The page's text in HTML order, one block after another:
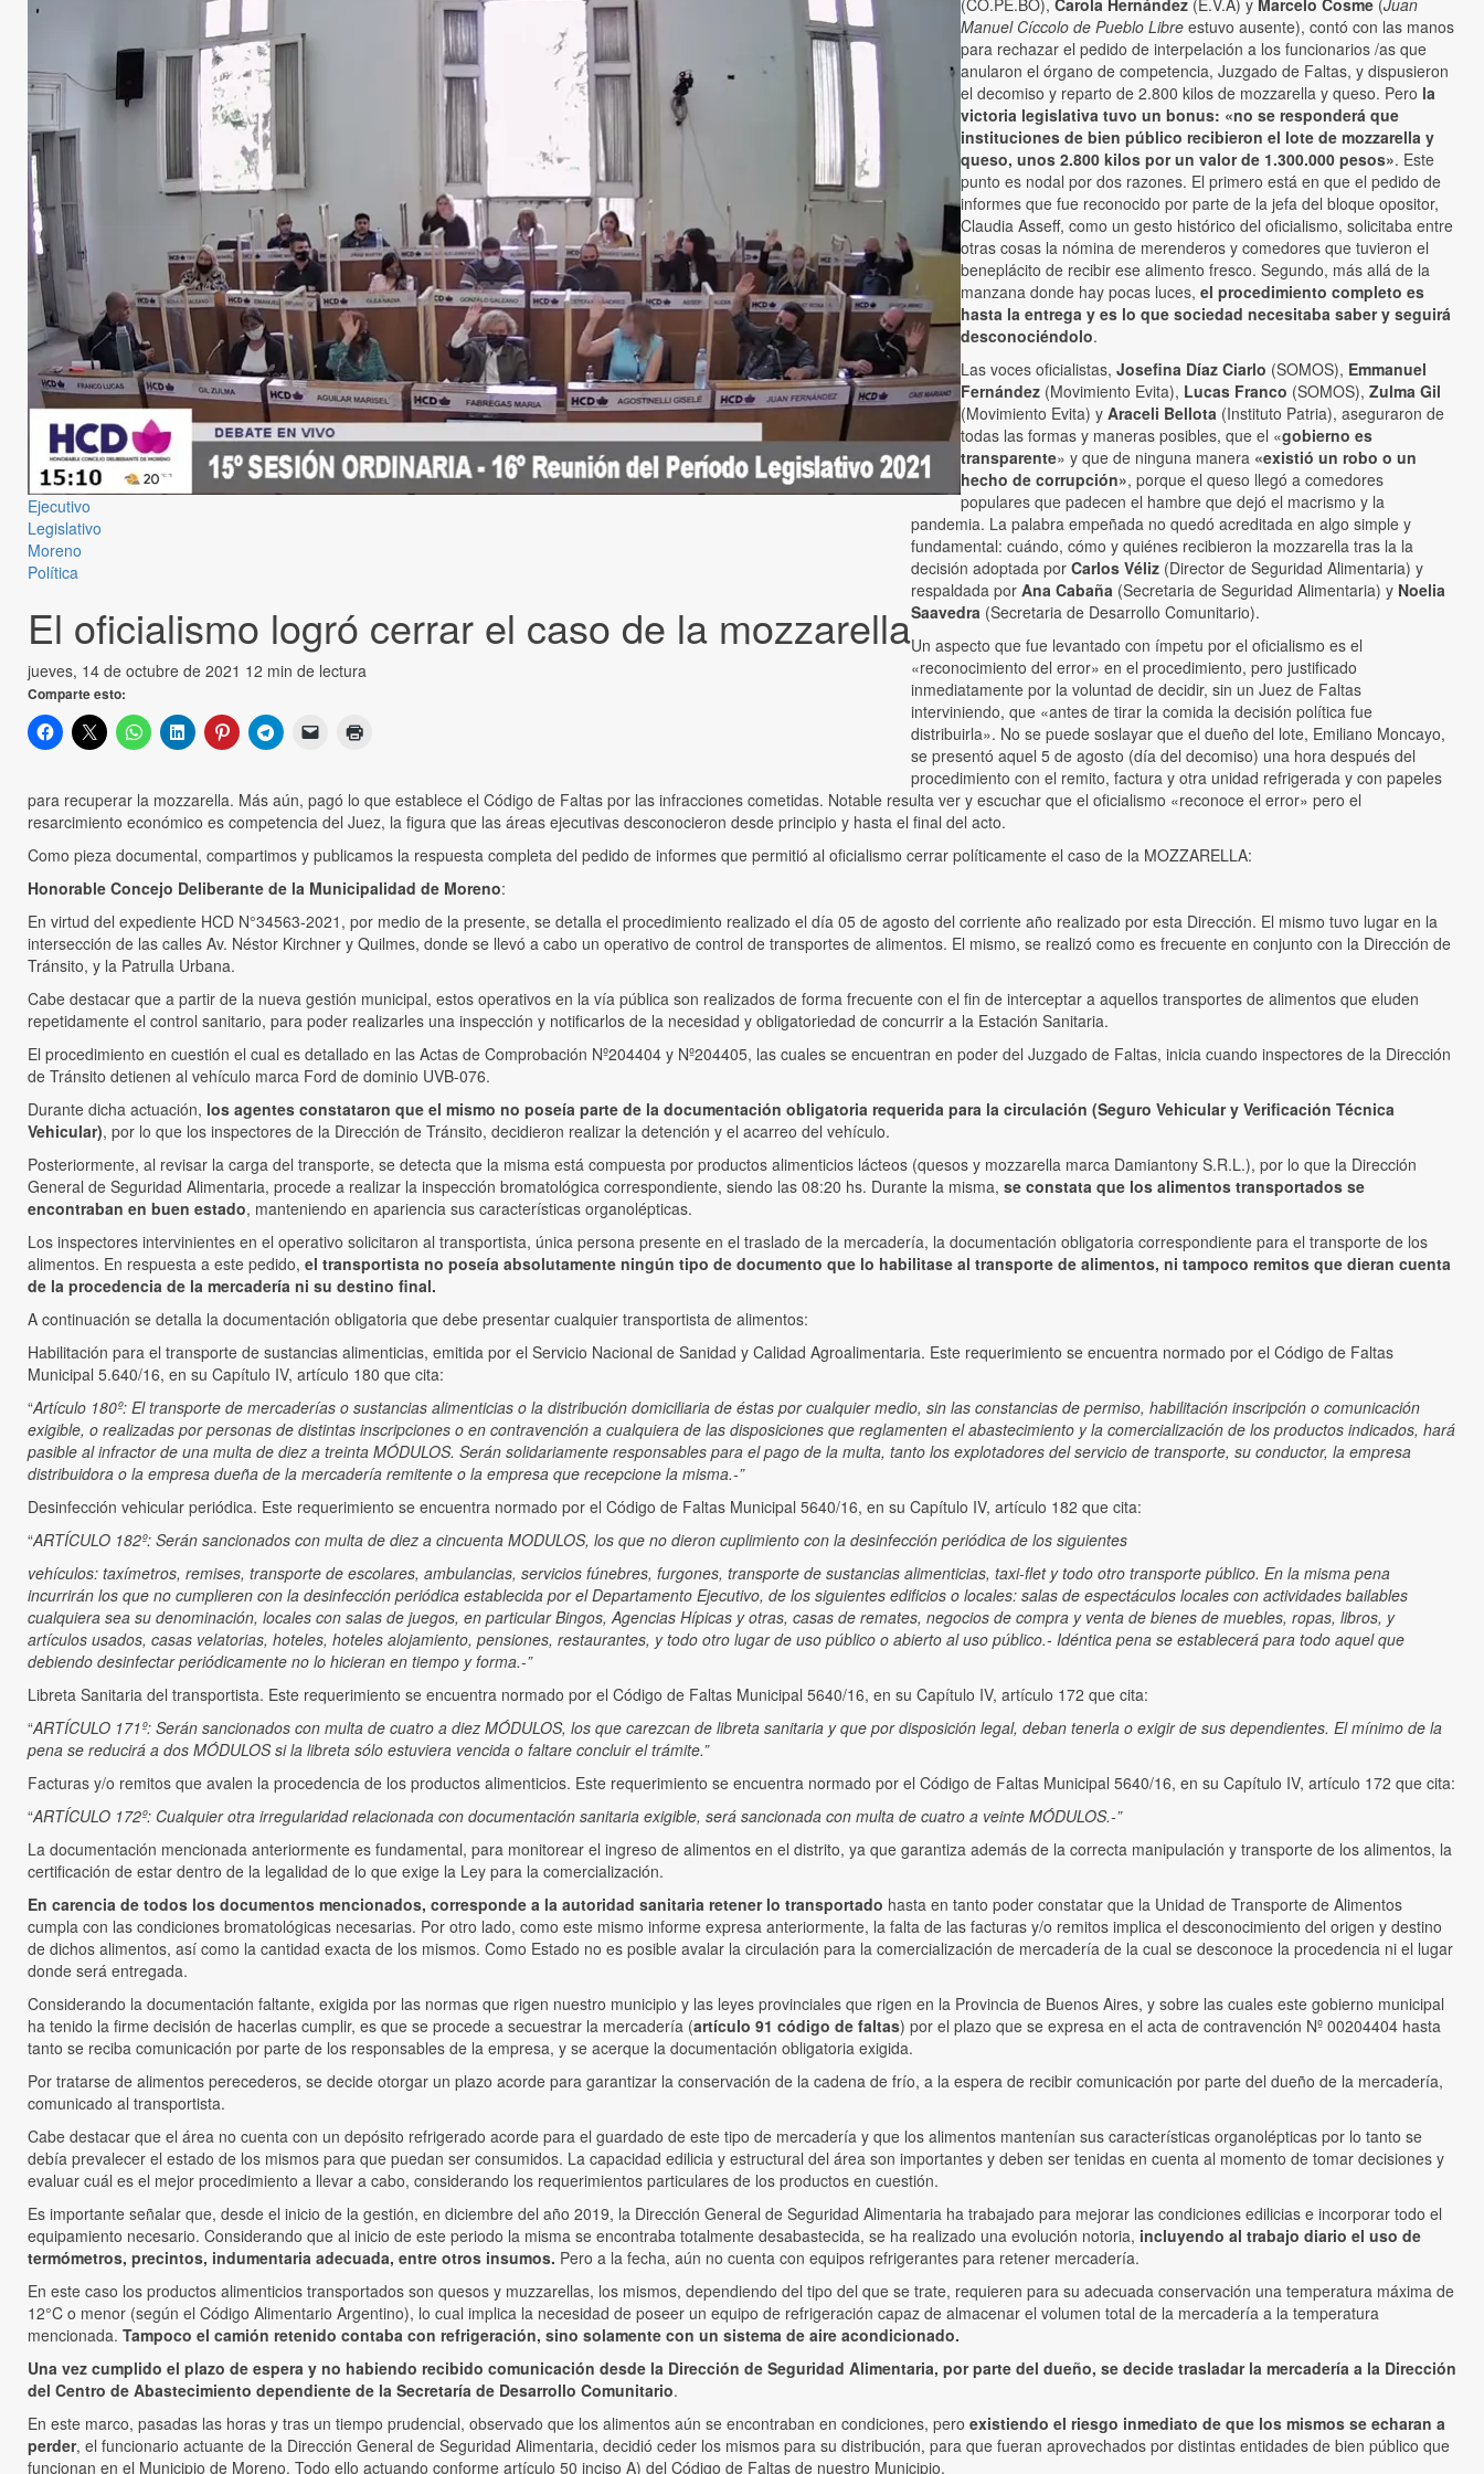
Ejecutivo
Legislativo
Moreno
Política
El oficialismo logró cerrar el caso de la mozzarella
jueves, 14 de octubre de 2021 12 min de lectura
Comparte esto:
(CO.PE.BO), Carola Hernández (E.V.A) y Marcelo Cosme (Juan
Manuel Cíccolo de Pueblo Libre estuvo ausente), contó con las manos
para rechazar el pedido de interpelación a los funcionarios /as que
anularon el órgano de competencia, Juzgado de Faltas, y dispusieron
el decomiso y reparto de 2.800 kilos de mozzarella y queso. Pero la
victoria legislativa tuvo un bonus: «no se responderá que
instituciones de bien público recibieron el lote de mozzarella y
queso, unos 2.800 kilos por un valor de 1.300.000 pesos». Este
punto es nodal por dos razones. El primero está en que el pedido de
informes que fue reconocido por parte de la jefa del bloque opositor,
Claudia Asseff, como un gesto histórico del oficialismo, solicitaba entre
otras cosas la nómina de merenderos y comedores que tuvieron el
beneplácito de recibir ese alimento fresco. Segundo, más allá de la
manzana donde hay pocas luces, el procedimiento completo es
hasta la entrega y es lo que sociedad necesitaba saber y seguirá
desconociéndolo.
Las voces oficialistas, Josefina Díaz Ciarlo (SOMOS), Emmanuel
Fernández (Movimiento Evita), Lucas Franco (SOMOS), Zulma Gil
(Movimiento Evita) y Araceli Bellota (Instituto Patria), aseguraron de
todas las formas y maneras posibles, que el «gobierno es
transparente» y que de ninguna manera «existió un robo o un
hecho de corrupción», porque el queso llegó a comedores
populares que padecen el hambre que dejó el macrismo y la
pandemia. La palabra empeñada no quedó acreditada en algo simple y
fundamental: cuándo, cómo y quiénes recibieron la mozzarella tras la la
decisión adoptada por Carlos Véliz (Director de Seguridad Alimentaria) y
respaldada por Ana Cabaña (Secretaria de Seguridad Alimentaria) y Noelia
Saavedra (Secretaria de Desarrollo Comunitario).
Un aspecto que fue levantado con ímpetu por el oficialismo es el
«reconocimiento del error» en el procedimiento, pero justificado
inmediatamente por la voluntad de decidir, sin un Juez de Faltas
interviniendo, que «antes de tirar la comida la decisión política fue
distribuirla». No se puede soslayar que el dueño del lote, Emiliano Moncayo,
se presentó aquel 5 de agosto (día del decomiso) una hora después del
procedimiento con el remito, factura y otra unidad refrigerada y con papeles
para recuperar la mozzarella. Más aún, pagó lo que establece el Código de Faltas por las infracciones cometidas. Notable resulta ver y escuchar que el oficialismo «reconoce el error» pero el
resarcimiento económico es competencia del Juez, la figura que las áreas ejecutivas desconocieron desde principio y hasta el final del acto.
Como pieza documental, compartimos y publicamos la respuesta completa del pedido de informes que permitió al oficialismo cerrar políticamente el caso de la MOZZARELLA:
Honorable Concejo Deliberante de la Municipalidad de Moreno:
En virtud del expediente HCD N°34563-2021, por medio de la presente, se detalla el procedimiento realizado el día 05 de agosto del corriente año realizado por esta Dirección. El mismo tuvo lugar en la
intersección de las calles Av. Néstor Kirchner y Quilmes, donde se llevó a cabo un operativo de control de transportes de alimentos. El mismo, se realizó como es frecuente en conjunto con la Dirección de
Tránsito, y la Patrulla Urbana.
Cabe destacar que a partir de la nueva gestión municipal, estos operativos en la vía pública son realizados de forma frecuente con el fin de interceptar a aquellos transportes de alimentos que eluden
repetidamente el control sanitario, para poder realizarles una inspección y notificarlos de la necesidad y obligatoriedad de concurrir a la Estación Sanitaria.
El procedimiento en cuestión el cual es detallado en las Actas de Comprobación Nº204404 y Nº204405, las cuales se encuentran en poder del Juzgado de Faltas, inicia cuando inspectores de la Dirección
de Tránsito detienen al vehículo marca Ford de dominio UVB-076.
Durante dicha actuación, los agentes constataron que el mismo no poseía parte de la documentación obligatoria requerida para la circulación (Seguro Vehicular y Verificación Técnica
Vehicular), por lo que los inspectores de la Dirección de Tránsito, decidieron realizar la detención y el acarreo del vehículo.
Posteriormente, al revisar la carga del transporte, se detecta que la misma está compuesta por productos alimenticios lácteos (quesos y mozzarella marca Damiantony S.R.L.), por lo que la Dirección
General de Seguridad Alimentaria, procede a realizar la inspección bromatológica correspondiente, siendo las 08:20 hs. Durante la misma, se constata que los alimentos transportados se
encontraban en buen estado, manteniendo en apariencia sus características organolépticas.
Los inspectores intervinientes en el operativo solicitaron al transportista, única persona presente en el traslado de la mercadería, la documentación obligatoria correspondiente para el transporte de los
alimentos. En respuesta a este pedido, el transportista no poseía absolutamente ningún tipo de documento que lo habilitase al transporte de alimentos, ni tampoco remitos que dieran cuenta
de la procedencia de la mercadería ni su destino final.
A continuación se detalla la documentación obligatoria que debe presentar cualquier transportista de alimentos:
Habilitación para el transporte de sustancias alimenticias, emitida por el Servicio Nacional de Sanidad y Calidad Agroalimentaria. Este requerimiento se encuentra normado por el Código de Faltas
Municipal 5.640/16, en su Capítulo IV, artículo 180 que cita:
“Artículo 180º: El transporte de mercaderías o sustancias alimenticias o la distribución domiciliaria de éstas por cualquier medio, sin las constancias de permiso, habilitación inscripción o comunicación
exigible, o realizadas por personas de distintas inscripciones o en contravención a cualquiera de las disposiciones que reglamenten el abastecimiento y la comercialización de los productos indicados, hará
pasible al infractor de una multa de diez a treinta MÓDULOS. Serán solidariamente responsables para el pago de la multa, tanto los explotadores del servicio de transporte, su conductor, la empresa
distribuidora o la empresa dueña de la mercadería remitente o la empresa que recepcione la misma.-”
Desinfección vehicular periódica. Este requerimiento se encuentra normado por el Código de Faltas Municipal 5640/16, en su Capítulo IV, artículo 182 que cita:
“ARTÍCULO 182º: Serán sancionados con multa de diez a cincuenta MODULOS, los que no dieron cuplimiento con la desinfección periódica de los siguientes
vehículos: taxímetros, remises, transporte de escolares, ambulancias, servicios fúnebres, furgones, transporte de sustancias alimenticias, taxi-flet y todo otro transporte público. En la misma pena
incurrirán los que no cumplieren con la desinfección periódica establecida por el Departamento Ejecutivo, de los siguientes edificios o locales: salas de espectáculos locales con actividades bailables
cualquiera sea su denominación, locales con salas de juegos, en particular Bingos, Agencias Hípicas y otras, casas de remates, negocios de compra y venta de bienes de muebles, ropas, libros, y
artículos usados, casas velatorias, hoteles, hoteles alojamiento, pensiones, restaurantes, y todo otro lugar de uso público o abierto al uso público.- Idéntica pena se establecerá para todo aquel que
debiendo desinfectar periódicamente no lo hicieran en tiempo y forma.-”
Libreta Sanitaria del transportista. Este requerimiento se encuentra normado por el Código de Faltas Municipal 5640/16, en su Capítulo IV, artículo 172 que cita:
“ARTÍCULO 171º: Serán sancionados con multa de cuatro a diez MÓDULOS, los que carezcan de libreta sanitaria y que por disposición legal, deban tenerla o exigir de sus dependientes. El mínimo de la
pena se reducirá a dos MÓDULOS si la libreta sólo estuviera vencida o faltare concluir el trámite.”
Facturas y/o remitos que avalen la procedencia de los productos alimenticios. Este requerimiento se encuentra normado por el Código de Faltas Municipal 5640/16, en su Capítulo IV, artículo 172 que cita:
“ARTÍCULO 172º: Cualquier otra irregularidad relacionada con documentación sanitaria exigible, será sancionada con multa de cuatro a veinte MÓDULOS.-”
La documentación mencionada anteriormente es fundamental, para monitorear el ingreso de alimentos en el distrito, ya que garantiza además de la correcta manipulación y transporte de los alimentos, la
certificación de estar dentro de la legalidad de lo que exige la Ley para la comercialización.
En carencia de todos los documentos mencionados, corresponde a la autoridad sanitaria retener lo transportado hasta en tanto poder constatar que la Unidad de Transporte de Alimentos
cumpla con las condiciones bromatológicas necesarias. Por otro lado, como este mismo informe expresa anteriormente, la falta de las facturas y/o remitos implica el desconocimiento del origen y destino
de dichos alimentos, así como la cantidad exacta de los mismos. Como Estado no es posible avalar la circulación para la comercialización de mercadería de la cual se desconoce la procedencia ni el lugar
donde será entregada.
Considerando la documentación faltante, exigida por las normas que rigen nuestro municipio y las leyes provinciales que rigen en la Provincia de Buenos Aires, y sobre las cuales este gobierno municipal
ha tenido la firme decisión de hacerlas cumplir, es que se procede a secuestrar la mercadería (artículo 91 código de faltas) por el plazo que se expresa en el acta de contravención Nº 00204404 hasta
tanto se reciba comunicación por parte de los responsables de la empresa, y se acerque la documentación obligatoria exigida.
Por tratarse de alimentos perecederos, se decide otorgar un plazo acorde para garantizar la conservación de la cadena de frío, a la espera de recibir comunicación por parte del dueño de la mercadería,
comunicado al transportista.
Cabe destacar que el área no cuenta con un depósito refrigerado acorde para el guardado de este tipo de mercadería y que los alimentos mantenían sus características organolépticas por lo tanto se
debía prevalecer el estado de los mismos para que puedan ser consumidos. La capacidad edilicia y estructural del área son importantes y deben ser tenidas en cuenta al momento de tomar decisiones y
evaluar cuál es el mejor procedimiento a llevar a cabo, considerando los requerimientos particulares de los productos en cuestión.
Es importante señalar que, desde el inicio de la gestión, en diciembre del año 2019, la Dirección General de Seguridad Alimentaria ha trabajado para mejorar las condiciones edilicias e incorporar todo el
equipamiento necesario. Considerando que al inicio de este periodo la misma se encontraba totalmente desabastecida, se ha realizado una evolución notoria, incluyendo al trabajo diario el uso de
termómetros, precintos, indumentaria adecuada, entre otros insumos. Pero a la fecha, aún no cuenta con equipos refrigerantes para retener mercadería.
En este caso los productos alimenticios transportados son quesos y muzzarellas, los mismos, dependiendo del tipo del que se trate, requieren para su adecuada conservación una temperatura máxima de
12°C o menor (según el Código Alimentario Argentino), lo cual implica la necesidad de poseer un equipo de refrigeración capaz de almacenar el volumen total de la mercadería a la temperatura
mencionada. Tampoco el camión retenido contaba con refrigeración, sino solamente con un sistema de aire acondicionado.
Una vez cumplido el plazo de espera y no habiendo recibido comunicación desde la Dirección de Seguridad Alimentaria, por parte del dueño, se decide trasladar la mercadería a la Dirección
del Centro de Abastecimiento dependiente de la Secretaría de Desarrollo Comunitario.
En este marco, pasadas las horas y tras un tiempo prudencial, observado que los alimentos aún se encontraban en condiciones, pero existiendo el riesgo inmediato de que los mismos se echaran a
perder, el funcionario actuante de la Dirección General de Seguridad Alimentaria, decidió ceder los mismos para su distribución, para que fueran aprovechados por distintas entidades de bien público que
funcionan en el Municipio de Moreno. Todo ello actuando conforme artículo 50 inciso A) del Código de Faltas de nuestro Municipio.